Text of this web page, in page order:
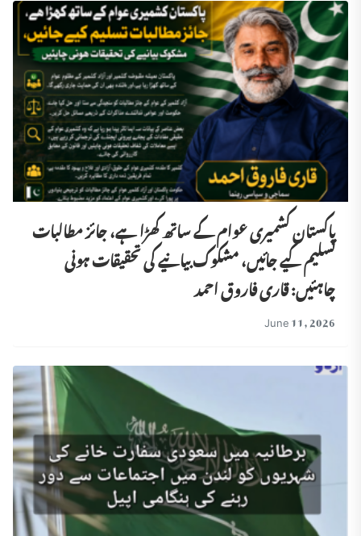
پاکستان کشمیری عوام کے ساتھ کھڑا ہے، جائز مطالبات
تسلیم کیے جائیں، مشکوک بیانیے کی تحقیقات ہونی
چاہئیں: قاری فاروق احمد
June 11, 2026